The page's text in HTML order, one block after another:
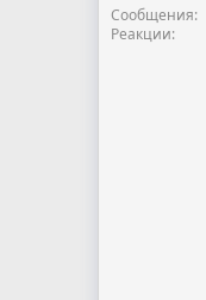
Сообщения
Реакции